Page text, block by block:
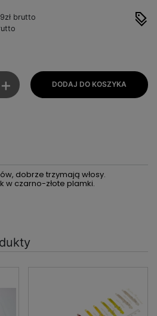
brutto
+
dobrze trzymają włosy.
w czarno-złote plamki.